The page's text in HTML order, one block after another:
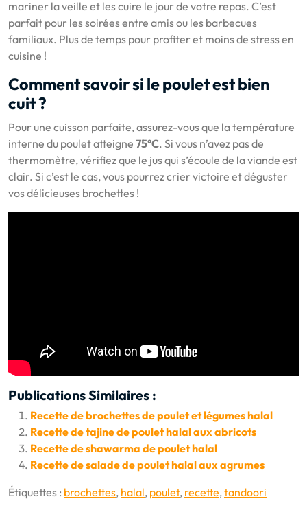
mariner la veille et les cuire le jour de votre repas. C’est
parfait pour les soirées entre amis ou les barbecues
familiaux. Plus de temps pour profiter et moins de stress en
cuisine !
Comment savoir si le poulet est bien
cuit ?
Pour une cuisson parfaite, assurez-vous que la température
interne du poulet atteigne 75°C. Si vous n’avez pas de
thermomètre, vérifiez que le jus qui s’écoule de la viande est
clair. Si c’est le cas, vous pourrez crier victoire et déguster
vos délicieuses brochettes !
Publications Similaires :
Recette de brochettes de poulet et légumes halal
Recette de tajine de poulet halal aux abricots
Recette de shawarma de poulet halal
Recette de salade de poulet halal aux agrumes
Étiquettes : brochettes, halal, poulet, recette, tandoori